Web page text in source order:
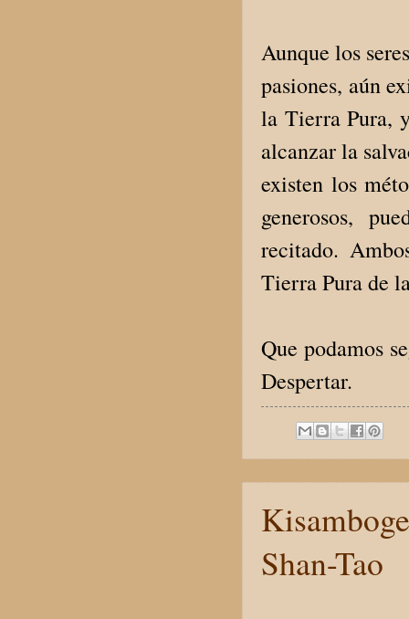
Aunque los
pasiones, aún
la Tierra Pura,
alcanzar la
existen los
generosos,
recitado.
Tierra Pura de
Que podamos
Despertar.
Shan-Tao